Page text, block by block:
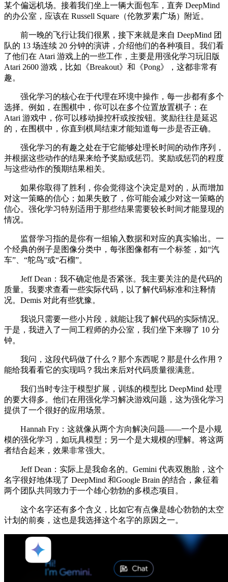
某个偏远机场。接着我们坐上一辆大面包车，直奔 DeepMind
的办公室，应该在 Russell Square（伦敦罗素广场）附近。
前一晚的飞行让我们很累，接下来就是来自 DeepMind 团
队的 13 场连续 20 分钟的演讲，介绍他们的各种项目。我们看
了他们在 Atari 游戏上的一些工作，主要是用强化学习玩旧版
Atari 2600 游戏，比如《Breakout》和《Pong》，这都非常有
趣。
强化学习的核心在于代理在环境中操作，每一步都有多个
选择。例如，在围棋中，你可以在多个位置放置棋子；在
Atari 游戏中，你可以移动操控杆或按按钮。奖励往往是延迟
的，在围棋中，你直到棋局结束才能知道每一步是否正确。
强化学习的有趣之处在于它能够处理长时间的动作序列，
并根据这些动作的结果来给予奖励或惩罚。奖励或惩罚的程度
与这些动作的预期结果相关。
如果你取得了胜利，你会觉得这个决定是对的，从而增加
对这一策略的信心；如果失败了，你可能会减少对这一策略的
信心。强化学习特别适用于那些结果需要较长时间才能显现的
情况。
监督学习指的是你有一组输入数据和对应的真实输出。一
个经典的例子是图像分类中，每张图像都有一个标签，如“汽
车”、“鸵鸟”或“石榴”。
Jeff Dean：我不确定他是否紧张。我主要关注的是代码的
质量。我要求查看一些实际代码，以了解代码标准和注释情
况。Demis 对此有些犹豫。
我说只需要一些小片段，就能让我了解代码的实际情况。
于是，我进入了一间工程师的办公室，我们坐下来聊了 10 分
钟。
我问，这段代码做了什么？那个东西呢？那是什么作用？
能给我看看它的实现吗？我出来后对代码质量很满意。
我们当时专注于模型扩展，训练的模型比 DeepMind 处理
的要大得多。他们在用强化学习解决游戏问题，这为强化学习
提供了一个很好的应用场景。
Hannah Fry：这就像从两个方向解决问题——一个是小规
模的强化学习，如玩具模型；另一个是大规模的理解。将这两
者结合起来，效果非常强大。
Jeff Dean：实际上是我命名的。Gemini 代表双胞胎，这个
名字很好地体现了 DeepMind 和Google Brain 的结合，象征着
两个团队共同致力于一个雄心勃勃的多模态项目。
这个名字还有多个含义，比如它有点像是雄心勃勃的太空
计划的前奏，这也是我选择这个名字的原因之一。